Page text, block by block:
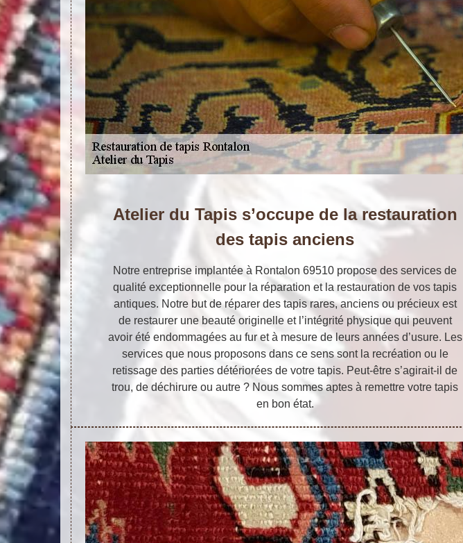
Atelier du Tapis s’occupe de la restauration
des tapis anciens
Notre entreprise implantée à Rontalon 69510 propose des services de
qualité exceptionnelle pour la réparation et la restauration de vos tapis
antiques. Notre but de réparer des tapis rares, anciens ou précieux est
de restaurer une beauté originelle et l’intégrité physique qui peuvent
avoir été endommagées au fur et à mesure de leurs années d’usure. Les
services que nous proposons dans ce sens sont la recréation ou le
retissage des parties détériorées de votre tapis. Peut-être s’agirait-il de
trou, de déchirure ou autre ? Nous sommes aptes à remettre votre tapis
en bon état.